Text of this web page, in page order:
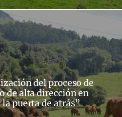
del proceso de
de alta dirección en
puerta de atrás”